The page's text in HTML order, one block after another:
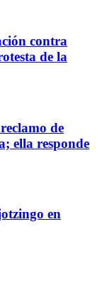
contra
de la
de
ella responde
en